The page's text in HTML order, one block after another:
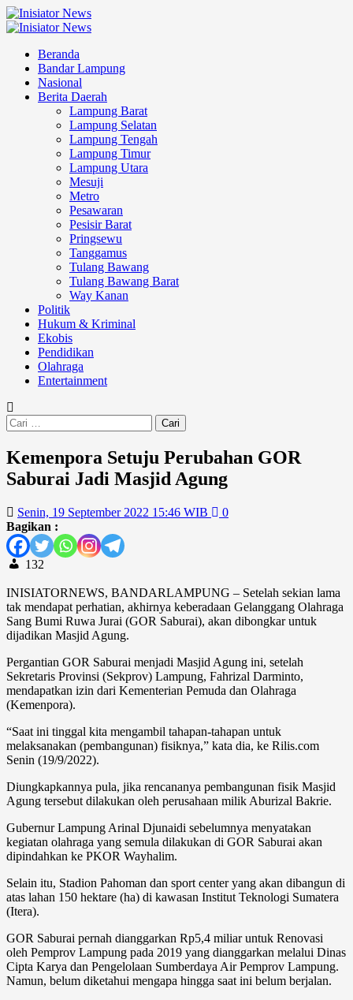
Skip
to
Primary
Beranda
Bandar Lampung
Nasional
Berita Daerah
Lampung Barat
Lampung Selatan
Lampung Tengah
Lampung Timur
Lampung Utara
Mesuji
Metro
Pesawaran
Pesisir Barat
Pringsewu
Tanggamus
Tulang Bawang
Tulang Bawang Barat
Way Kanan
Politik
Hukum & Kriminal
Ekobis
Pendidikan
Olahraga
Entertainment
Cari
untuk:
Kemenpora Setuju Perubahan GOR
Saburai Jadi Masjid Agung
Senin, 19 September 2022 15:46 WIB
0
Bagikan :
132
INISIATORNEWS, BANDARLAMPUNG – Setelah sekian lama
tak mendapat perhatian, akhirnya keberadaan Gelanggang Olahraga
Sang Bumi Ruwa Jurai (GOR Saburai), akan dibongkar untuk
dijadikan Masjid Agung.
Pergantian GOR Saburai menjadi Masjid Agung ini, setelah
Sekretaris Provinsi (Sekprov) Lampung, Fahrizal Darminto,
mendapatkan izin dari Kementerian Pemuda dan Olahraga
(Kemenpora).
“Saat ini tinggal kita mengambil tahapan-tahapan untuk
melaksanakan (pembangunan) fisiknya,” kata dia, ke Rilis.com
Senin (19/9/2022).
Diungkapkannya pula, jika rencananya pembangunan fisik Masjid
Agung tersebut dilakukan oleh perusahaan milik Aburizal Bakrie.
Gubernur Lampung Arinal Djunaidi sebelumnya menyatakan
kegiatan olahraga yang semula dilakukan di GOR Saburai akan
dipindahkan ke PKOR Wayhalim.
Selain itu, Stadion Pahoman dan sport center yang akan dibangun di
atas lahan 150 hektare (ha) di kawasan Institut Teknologi Sumatera
(Itera).
GOR Saburai pernah dianggarkan Rp5,4 miliar untuk Renovasi
oleh Pemprov Lampung pada 2019 yang dianggarkan melalui Dinas
Cipta Karya dan Pengelolaan Sumberdaya Air Pemprov Lampung.
Namun, belum diketahui mengapa hingga saat ini belum berjalan.